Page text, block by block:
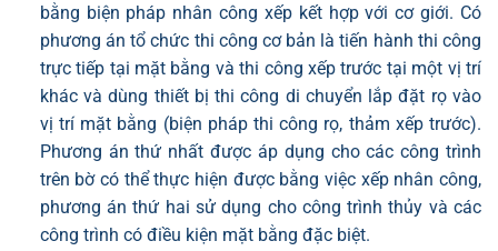
bằng biện pháp nhân công xếp kết hợp với cơ giới. Có
phương án tổ chức thi công cơ bản là tiến hành thi công
trực tiếp tại mặt bằng và thi công xếp trước tại một vị trí
khác và dùng thiết bị thi công di chuyển lắp đặt rọ vào
vị trí mặt bằng (biện pháp thi công rọ, thảm xếp trước).
Phương án thứ nhất được áp dụng cho các công trình
trên bờ có thể thực hiện được bằng việc xếp nhân công,
phương án thứ hai sử dụng cho công trình thủy và các
công trình có điều kiện mặt bằng đặc biệt.